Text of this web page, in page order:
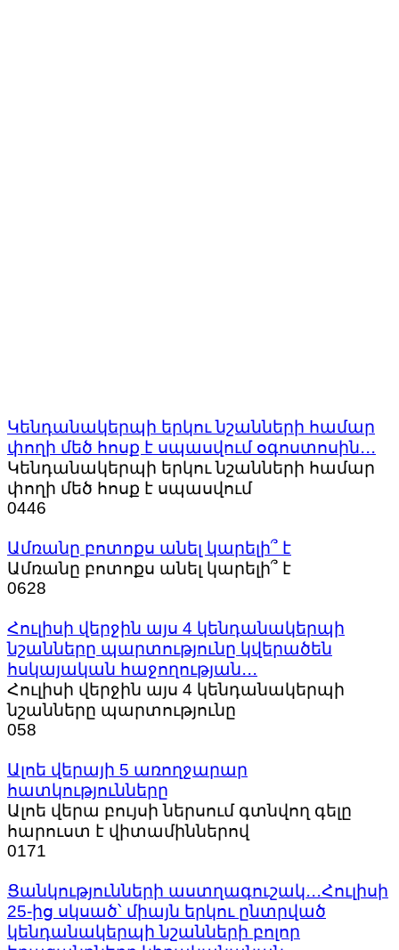
Կենդանակերպի երկու նշանների համար
փողի մեծ հոսք է սպասվում օգոստոսին․․․
Կենդանակերպի երկու նշանների համար
փողի մեծ հոսք է սպասվում
0446
Ամռանը բոտոքս անել կարելի՞ է
Ամռանը բոտոքս անել կարելի՞ է
0628
Հուլիսի վերջին այս 4 կենդանակերպի
նշանները պարտությունը կվերածեն
հսկայական հաջողության․․․
Հուլիսի վերջին այս 4 կենդանակերպի
նշանները պարտությունը
058
Ալոե վերայի 5 առողջարար
հատկությունները
Ալոե վերա բույսի ներսում գտնվող գելը
հարուստ է վիտամիններով
0171
Ցանկությունների աստղագուշակ․․․Հուլիսի
25-ից սկսած՝ միայն երկու ընտրված
կենդանակերպի նշանների բոլոր